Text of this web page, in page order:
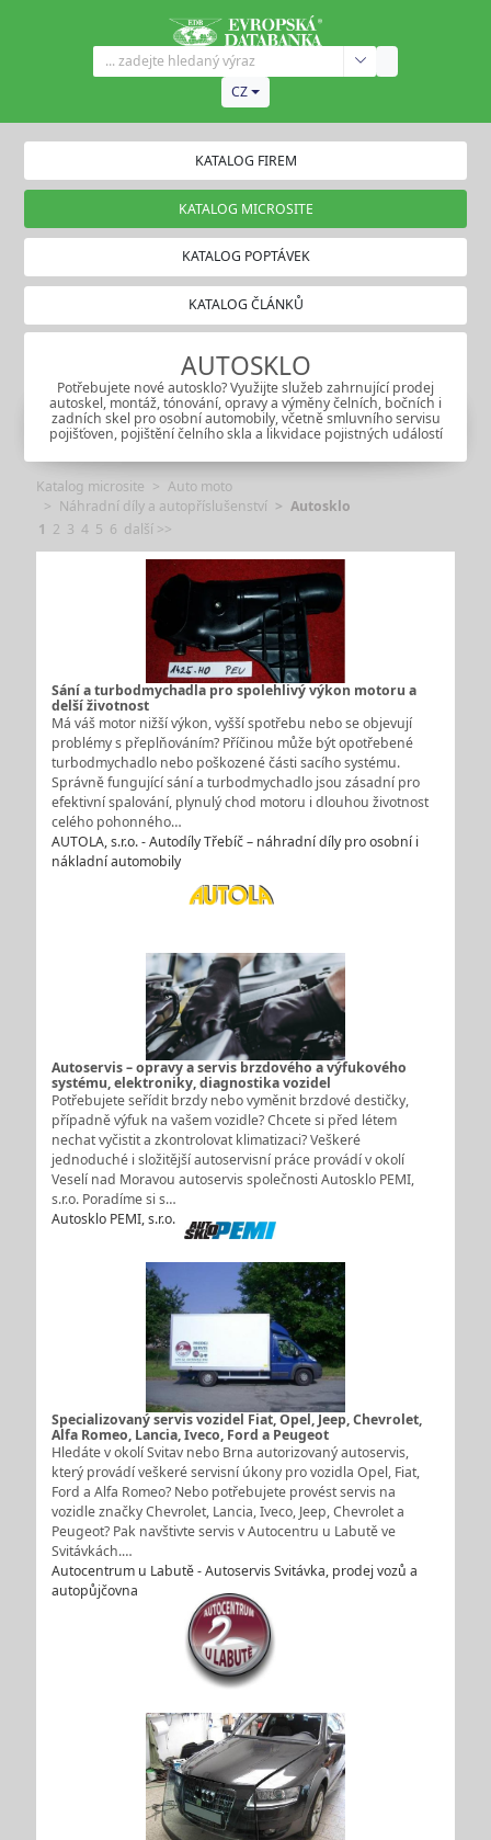
CZ
KATALOG FIREM
KATALOG MICROSITE
KATALOG POPTÁVEK
KATALOG ČLÁNKŮ
AUTOSKLO
Potřebujete nové autosklo? Využijte služeb zahrnující prodej
autoskel, montáž, tónování, opravy a výměny čelních, bočních i
zadních skel pro osobní automobily, včetně smluvního servisu
pojišťoven, pojištění čelního skla a likvidace pojistných událostí
Katalog microsite
Auto moto
Náhradní díly a autopříslušenství
Autosklo
1 2 3 4 5 6 další >>
Sání a turbodmychadla pro spolehlivý výkon motoru a
delší životnost
Má váš motor nižší výkon, vyšší spotřebu nebo se objevují
problémy s přeplňováním? Příčinou může být opotřebené
turbodmychadlo nebo poškozené části sacího systému.
Správně fungující sání a turbodmychadlo jsou zásadní pro
efektivní spalování, plynulý chod motoru i dlouhou životnost
celého pohonného…
AUTOLA, s.r.o. - Autodíly Třebíč – náhradní díly pro osobní i
nákladní automobily
Autoservis – opravy a servis brzdového a výfukového
systému, elektroniky, diagnostika vozidel
Potřebujete seřídit brzdy nebo vyměnit brzdové destičky,
případně výfuk na vašem vozidle? Chcete si před létem
nechat vyčistit a zkontrolovat klimatizaci? Veškeré
jednoduché i složitější autoservisní práce provádí v okolí
Veselí nad Moravou autoservis společnosti Autosklo PEMI,
s.r.o. Poradíme si s…
Autosklo PEMI, s.r.o.
Specializovaný servis vozidel Fiat, Opel, Jeep, Chevrolet,
Alfa Romeo, Lancia, Iveco, Ford a Peugeot
Hledáte v okolí Svitav nebo Brna autorizovaný autoservis,
který provádí veškeré servisní úkony pro vozidla Opel, Fiat,
Ford a Alfa Romeo? Nebo potřebujete provést servis na
vozidle značky Chevrolet, Lancia, Iveco, Jeep, Chevrolet a
Peugeot? Pak navštivte servis v Autocentru u Labutě ve
Svitávkách.…
Autocentrum u Labutě - Autoservis Svitávka, prodej vozů a
autopůjčovna